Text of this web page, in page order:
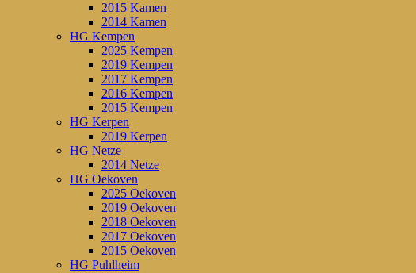
2015 Kamen
2014 Kamen
HG Kempen
2025 Kempen
2019 Kempen
2017 Kempen
2016 Kempen
2015 Kempen
HG Kerpen
2019 Kerpen
HG Netze
2014 Netze
HG Oekoven
2025 Oekoven
2019 Oekoven
2018 Oekoven
2017 Oekoven
2015 Oekoven
HG Puhlheim